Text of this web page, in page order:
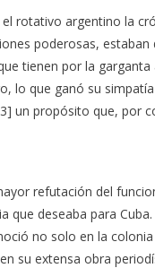
rotativo argentino la
poderosas,
tienen por la
lo que ganó su
un propósito que, por
refutación del
que deseaba para
no solo en la
su extensa obra